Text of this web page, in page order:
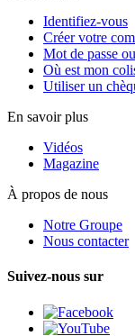
Identifiez-vous
Créer votre
Mot de passe
Où est mon
Utiliser un
En savoir plus
Vidéos
Magazine
À propos de nous
Notre Groupe
Nous contacter
Suivez-nous sur